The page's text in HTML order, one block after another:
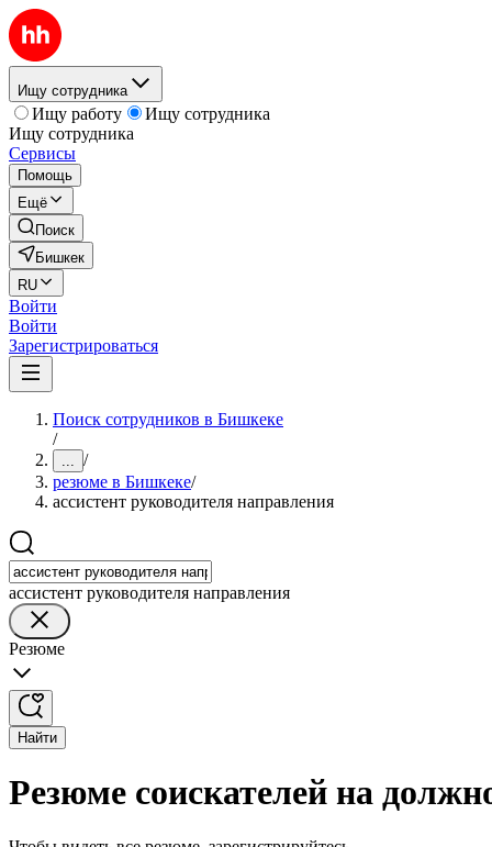
Ищу сотрудника
Ищу работу
Ищу сотрудника
Ищу сотрудника
Сервисы
Помощь
Ещё
Поиск
Бишкек
RU
Войти
Войти
Зарегистрироваться
Поиск сотрудников в Бишкеке
/
... /
резюме в Бишкеке/
ассистент руководителя направления
ассистент руководителя направления
Резюме
Найти
Резюме соискателей на